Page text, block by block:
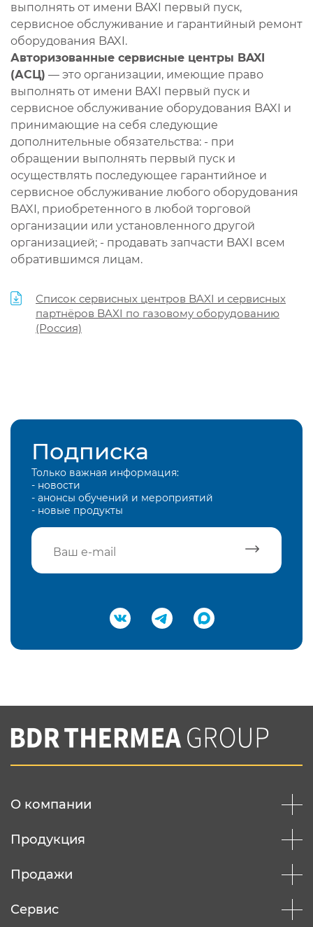
выполнять от имени BAXI первый пуск,
сервисное обслуживание и гарантийный ремонт
оборудования BAXI.
Авторизованные сервисные центры BAXI
(АСЦ) — это организации, имеющие право
выполнять от имени BAXI первый пуск и
сервисное обслуживание оборудования BAXI и
принимающие на себя следующие
дополнительные обязательства: - при
обращении выполнять первый пуск и
осуществлять последующее гарантийное и
сервисное обслуживание любого оборудования
BAXI, приобретенного в любой торговой
организации или установленного другой
организацией; - продавать запчасти BAXI всем
обратившимся лицам.
Список сервисных центров BAXI и сервисных
партнёров BAXI по газовому оборудованию
(Россия)
Подписка
Только важная информация:
- новости
- анонсы обучений и мероприятий
- новые продукты
Подтвердить e-mail
Вы соглашаетесь с нашей политикой
конфеденциальности
О компании
Продукция
Продажи
Сервис